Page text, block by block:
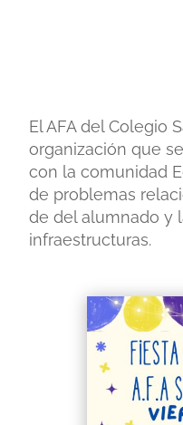
El AFA del Colegio
organización que
con la comunidad
de problemas
de del alumnado y
infraestructuras.